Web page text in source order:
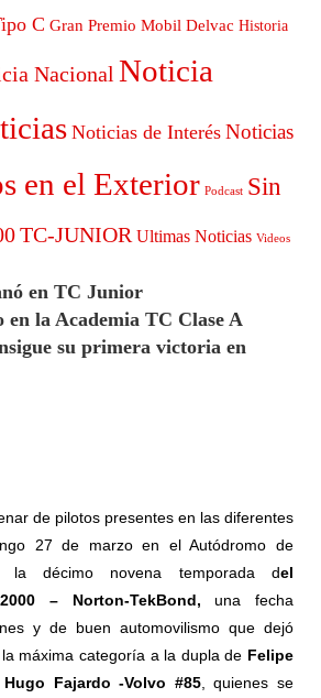
C Gran Premio Mobil Delvac Historia
Nacional Noticia
Noticias de Interés Noticias
en el Exterior Podcast Sin
TC-JUNIOR Ultimas Noticias Videos
en TC Junior
la Academia TC Clase A
su primera victoria en
de pilotos presentes en las diferentes
27 de marzo en el Autódromo de
la décimo novena temporada del
– Norton-TekBond,una fecha
y de buen automovilismo que dejó
máxima categoría a la dupla de Felipe
Fajardo -Volvo #85, quienes se